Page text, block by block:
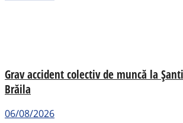
Grav accident colectiv de muncă la
Brăila
06/08/2026